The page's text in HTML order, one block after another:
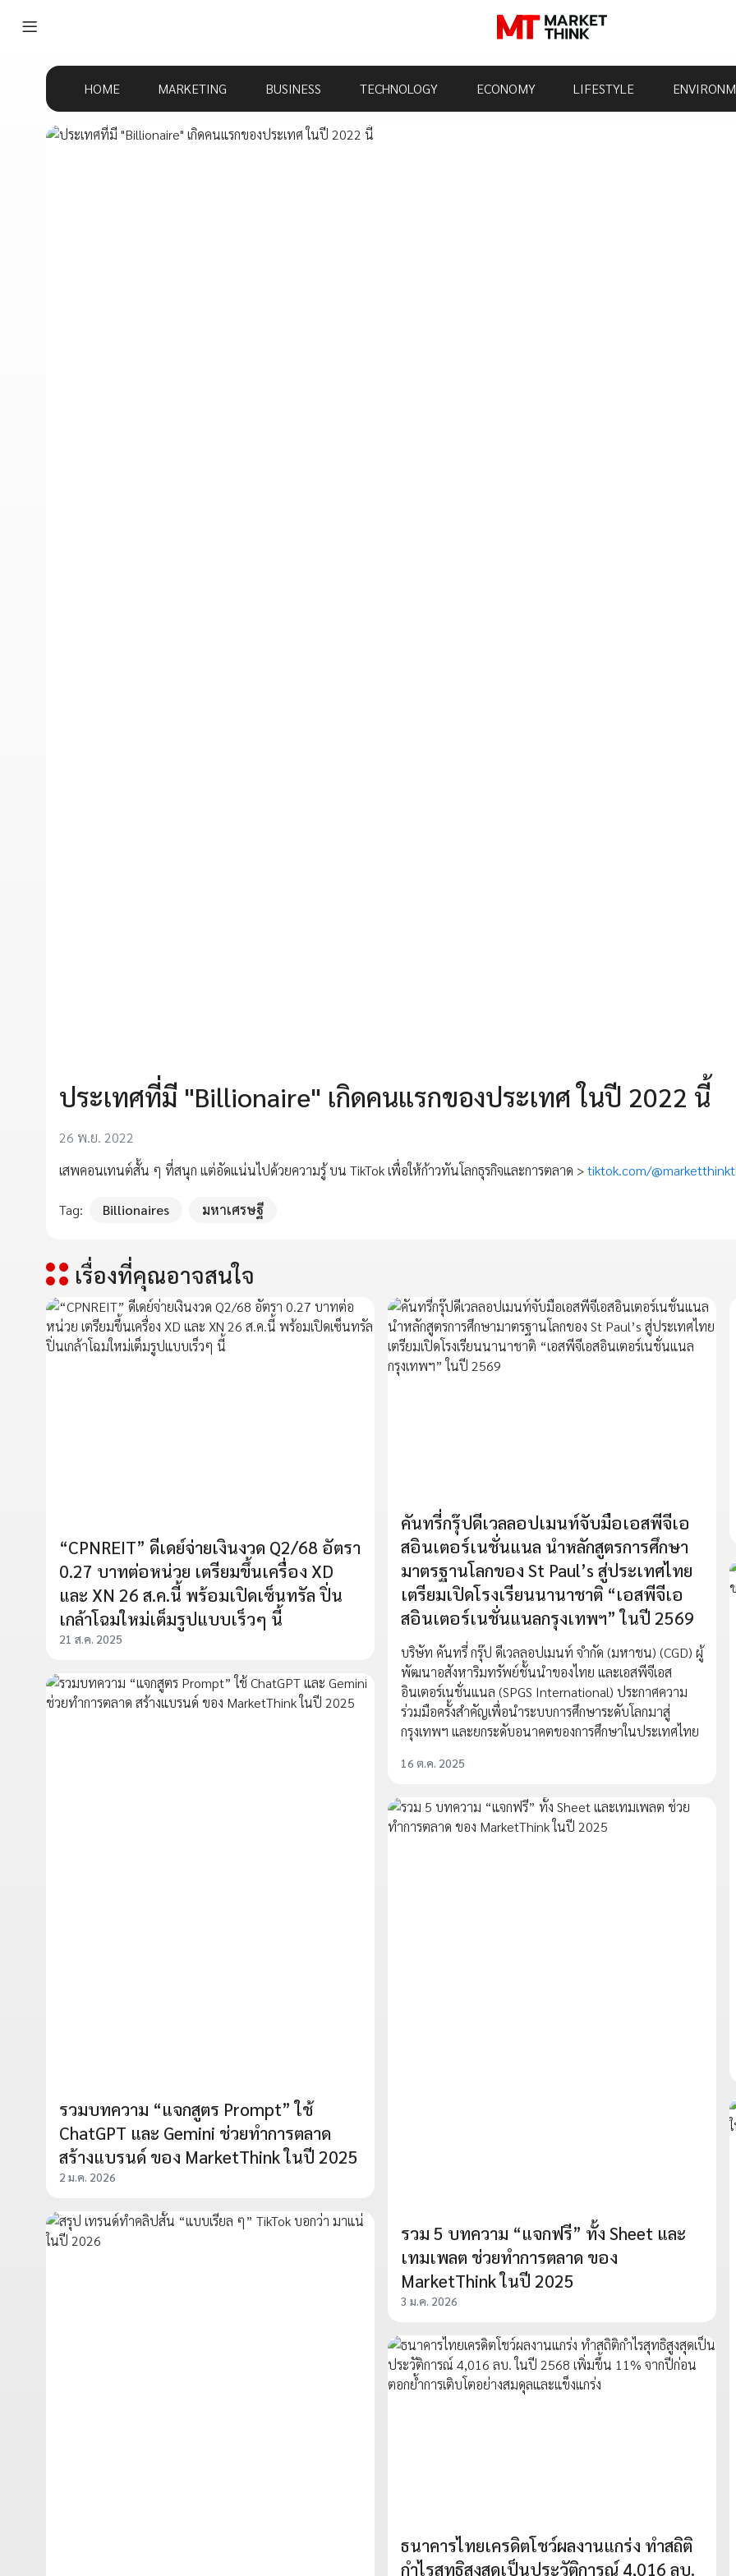
HOME MARKETING BUSINESS TECHNOLOGY ECONOMY LIFESTYLE
ประเทศที่มี "Billionaire" เกิดคนแรกของประเทศ ในปี 2022 นี้
26 พ.ย. 2022
เสพคอนเทนต์สั้น ๆ ที่สนุก แต่อัดแน่นไปด้วยความรู้ บน TikTok เพื่อให้ก้าวทันโลกธุรกิจและการตลาด >tiktok.com/
Tag: Billionaires มหาเศรษฐี
เรื่องที่คุณอาจสนใจ
“CPNREIT” ดีเดย์จ่ายเงินงวด Q2/68 อัตรา
0.27 บาทต่อหน่วย เตรียมขึ้นเครื่อง XD
และ XN 26 ส.ค.นี้ พร้อมเปิดเซ็นทรัล ปิ่น
เกล้าโฉมใหม่เต็มรูปแบบเร็วๆ นี้
21 ส.ค. 2025
คันทรี่กรุ๊ปดีเวลลอปเมนท์จับมือเอสพีจีเอ
สอินเตอร์เนชั่นแนล นำหลักสูตรการศึกษา
มาตรฐานโลกของ St Paul’s สู่ประเทศไทย
เตรียมเปิดโรงเรียนนานาชาติ “เอสพีจีเอ
สอินเตอร์เนชั่นแนลกรุงเทพฯ” ในปี 2569
บริษัท คันทรี่ กรุ๊ป ดีเวลลอปเมนท์ จำกัด (มหาชน) (CGD) ผู้
พัฒนาอสังหาริมทรัพย์ชั้นนำของไทย และเอสพีจีเอส
อินเตอร์เนชั่นแนล (SPGS International) ประกาศความ
ร่วมมือครั้งสำคัญเพื่อนำระบบการศึกษาระดับโลกมาสู่
กรุงเทพฯ และยกระดับอนาคตของการศึกษาในประเทศไทย
16 ต.ค. 2025
รวมบทความ “แจกสูตร Prompt” ใช้
ChatGPT และ Gemini ช่วยทำการตลาด
สร้างแบรนด์ ของ MarketThink ในปี 2025
2 ม.ค. 2026
รวม 5 บทความ “แจกฟรี” ทั้ง Sheet และ
เทมเพลต ช่วยทำการตลาด ของ
MarketThink ในปี 2025
3 ม.ค. 2026
ธนาคารไทยเครดิตโชว์ผลงานแกร่ง ทำสถิติ
กำไรสุทธิสูงสุดเป็นประวัติการณ์ 4,016 ลบ.